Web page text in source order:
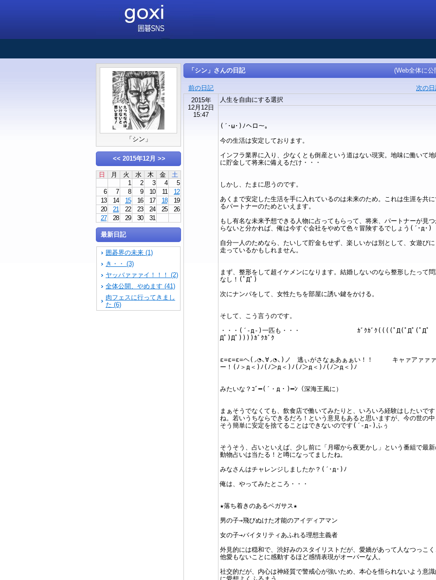
「シン」
<< 2015年12月 >>
日 月 火 水 木 金
土
1
2 3 4
5
6
7 8 9 10 11
12
13
14 15 16 17 18
19
20
21 22 23 24 25
26
27
28 29 30 31
最新日記
囲碁界の未来 (1)
き・・ (3)
ヤッバァァァイ！！！ (2)
全体公開、やめます (41)
肉フェスに行ってきまし
た (6)
「シン」さんの日記 (Web全体に公
前の日記
次の
2015年
12月12日
15:47
人生を自由にする選択
(´･ω･)ﾉヘロ～。
今の生活は安定しております。
インフラ業界に入り、少なくとも倒産という道はない現実。地味に働いて
に貯金して将来に備えるだけ・・・
しかし、たまに思うのです。
あくまで安定した生活を手に入れているのは未来のため。これは生涯を共
るパートナーのためといえます。
もし有名な未来予想できる人物に占ってもらって、将来、パートナーが見
らないと分かれば、俺は今すぐ会社をやめて色々冒険するでしょう(´･д･)
自分一人のためなら、たいして貯金もせず、楽しいかは別として、女遊び
走っているかもしれません。
まず、整形をして超イケメンになります。結婚しないのなら整形したって
なし！(ﾟДﾟ)
次にナンパをして、女性たちを部屋に誘い鍵をかける。
そして、こう言うのです。
・・・(´-д-)一匹も・・・ ｶﾞｸｶﾞｸ((((ﾟД(ﾟДﾟ(ﾟДﾟ
Дﾟ)Дﾟ))))ｶﾞｸｶﾞｸ
ε=ε=ε=ヘ(◞◔◟∀◞◔◟)ノ 逃ぃがさなぁあぁぁい！！ キャァアァァァ
ー！(ﾉ＞д＜)ﾉ(ﾉ＞д＜)ﾉ(ﾉ＞д＜)ﾉ(ﾉ＞д＜)ﾉ
みたいな？ｺﾞ━(´・д・)━ﾝ（深海王風に）
まぁそうでなくても、飲食店で働いてみたりと、いろいろ経験はしたいです
ね。若いうちならできるだろ！という意見もあると思いますが、今の世の
そう簡単に安定を捨てることはできないのです(´-д-)ふぅ
そうそう、占いといえば、少し前に「月曜から夜更かし」という番組で最
動物占いは当たる！と噂になってましたね。
みなさんはチャレンジしましたか？(´･д･)ﾉ
俺は、やってみたところ・・・
★落ち着きのあるペガサス★
男の子→飛びぬけた才能のアイディアマン
女の子→バイタリティあふれる理想主義者
外見的には穏和で、渋好みのスタイリストだが、愛嬌があって人なつっこ
他愛もないことに感動するほど感情表現がオーバーな人。
社交的だが、内心は神経質で警戒心が強いため、本心を悟られないよう意